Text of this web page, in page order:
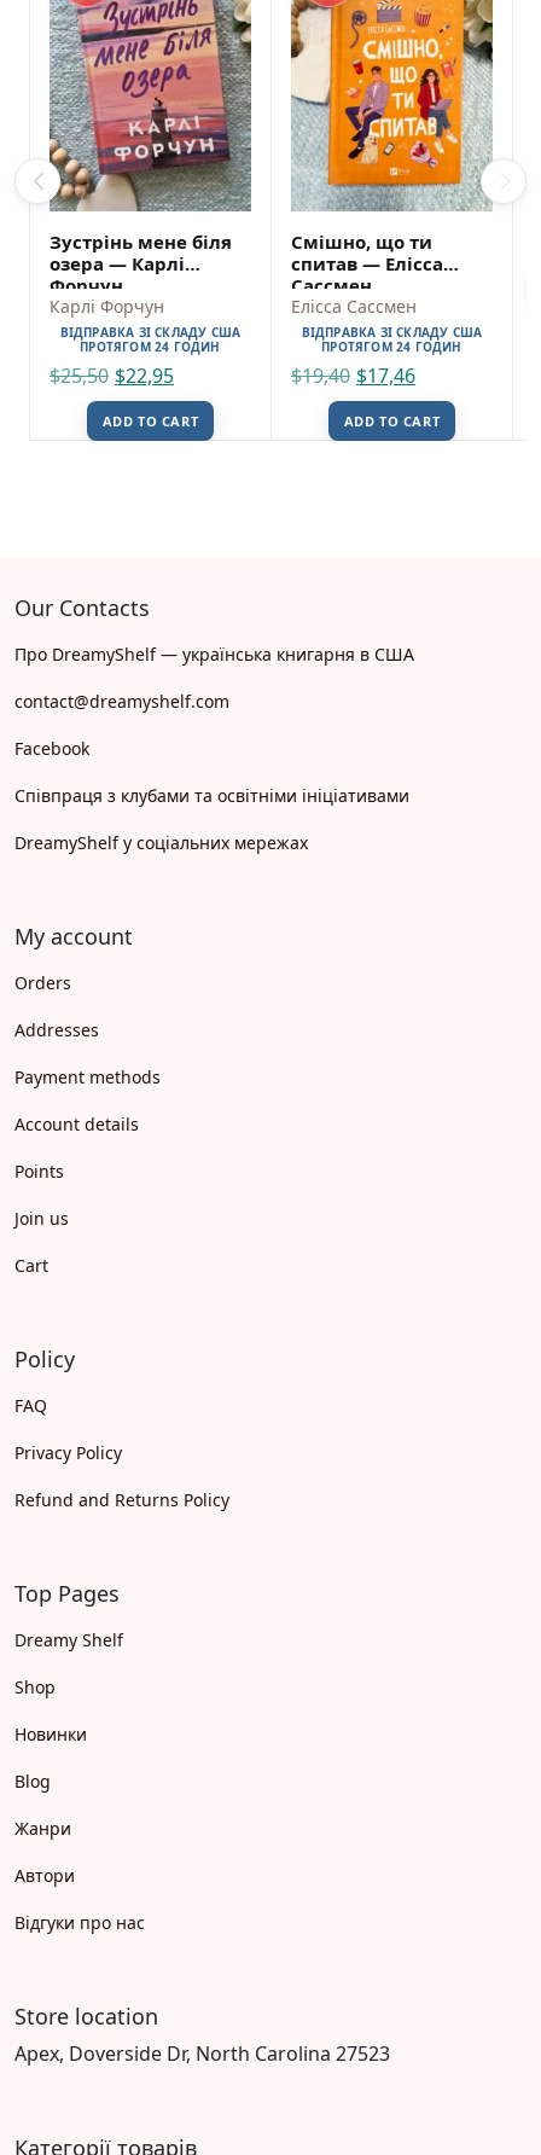
Зустрінь мене біля
озера — Карлі
Форчун
Карлі Форчун
ВІДПРАВКА ЗІ СКЛАДУ США
ПРОТЯГОМ 24 ГОДИН
$25,50 $22,95
ADD TO CART
Смішно, що ти
спитав — Елісса
Сассмен
Елісса Сассмен
ВІДПРАВКА ЗІ СКЛАДУ США
ПРОТЯГОМ 24 ГОДИН
$19,40 $17,46
ADD TO CART
Our Contacts
Про DreamyShelf — українська книгарня в США
contact@dreamyshelf.com
Facebook
Співпраця з клубами та освітніми ініціативами
DreamyShelf у соціальних мережах
My account
Orders
Addresses
Payment methods
Account details
Points
Join us
Cart
Policy
FAQ
Privacy Policy
Refund and Returns Policy
Top Pages
Dreamy Shelf
Shop
Новинки
Blog
Жанри
Автори
Відгуки про нас
Store location
Apex, Doverside Dr, North Carolina 27523
Категорії товарів